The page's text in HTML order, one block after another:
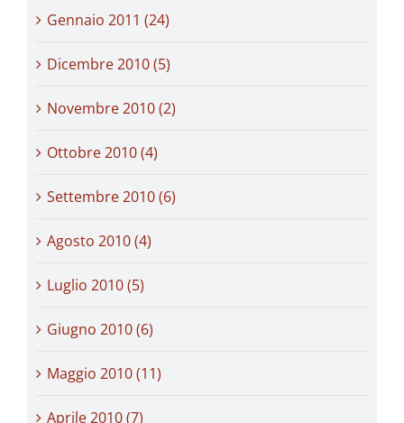
Gennaio 2011 (24)
Dicembre 2010 (5)
Novembre 2010 (2)
Ottobre 2010 (4)
Settembre 2010 (6)
Agosto 2010 (4)
Luglio 2010 (5)
Giugno 2010 (6)
Maggio 2010 (11)
Aprile 2010 (7)